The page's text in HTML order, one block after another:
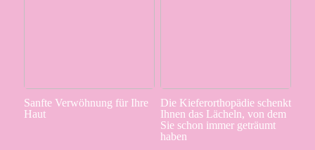
Sanfte Verwöhnung für Ihre
Haut
Die Kieferorthopädie schenkt
Ihnen das Lächeln, von dem
Sie schon immer geträumt
haben